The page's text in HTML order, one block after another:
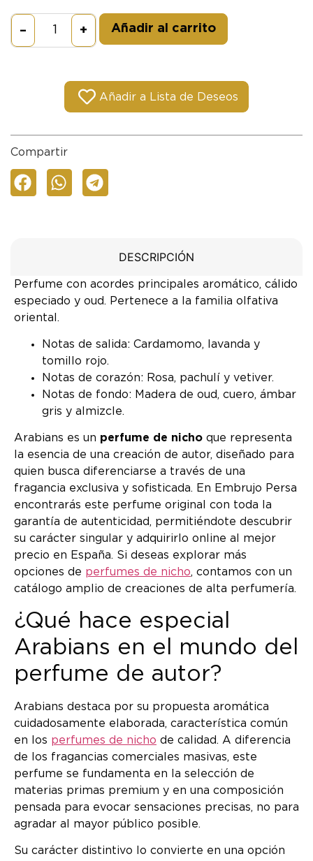
– + Añadir al carrito
Añadir a Lista de Deseos
Compartir
DESCRIPCIÓN
Perfume con acordes principales aromático, cálido
especiado y oud. Pertenece a la familia olfativa
oriental.
Notas de salida: Cardamomo, lavanda y
tomillo rojo.
Notas de corazón: Rosa, pachulí y vetiver.
Notas de fondo: Madera de oud, cuero, ámbar
gris y almizcle.
Arabians es un perfume de nicho que representa
la esencia de una creación de autor, diseñado para
quien busca diferenciarse a través de una
fragancia exclusiva y sofisticada. En Embrujo Persa
encontrarás este perfume original con toda la
garantía de autenticidad, permitiéndote descubrir
su carácter singular y adquirirlo online al mejor
precio en España. Si deseas explorar más
opciones de perfumes de nicho, contamos con un
catálogo amplio de creaciones de alta perfumería.
¿Qué hace especial
Arabians en el mundo del
perfume de autor?
Arabians destaca por su propuesta aromática
cuidadosamente elaborada, característica común
en los perfumes de nicho de calidad. A diferencia
de los fragancias comerciales masivas, este
perfume se fundamenta en la selección de
materias primas premium y en una composición
pensada para evocar sensaciones precisas, no para
agradar al mayor público posible.
Su carácter distintivo lo convierte en una opción